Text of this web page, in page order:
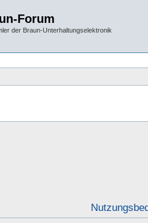
Forum
der Braun-Unterhaltungselektronik